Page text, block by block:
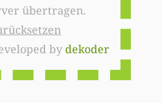
übertragen.
bydekoder